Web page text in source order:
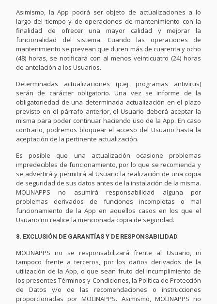
Asimismo, la App podrá ser objeto de actualizaciones a lo
largo del tiempo y de operaciones de mantenimiento con la
finalidad de ofrecer una mayor calidad y mejorar la
funcionalidad del sistema. Cuando las operaciones de
mantenimiento se prevean que duren más de cuarenta y ocho
(48) horas, se notificará con al menos veinticuatro (24) horas
de antelación a los Usuarios.
Determinadas actualizaciones (p.ej. programas antivirus)
serán de carácter obligatorio. Una vez se informe de la
obligatoriedad de una determinada actualización en el plazo
previsto en el párrafo anterior, el Usuario deberá aceptar la
misma para poder continuar haciendo uso de la App. En caso
contrario, podremos bloquear el acceso del Usuario hasta la
aceptación de la pertinente actualización.
Es posible que una actualización ocasione problemas
impredecibles de funcionamiento, por lo que se recomienda y
se advertirá y permitirá al Usuario la realización de una copia
de seguridad de sus datos antes de la instalación de la misma.
MOLINAPPS no asumirá responsabilidad alguna por
problemas derivados de funciones incompletas o mal
funcionamiento de la App en aquellos casos en los que el
Usuario no realice la mencionada copia de seguridad.
8. EXCLUSIÓN DE GARANTÍAS Y DE RESPONSABILIDAD
MOLINAPPS no se responsabilizará frente al Usuario, ni
tampoco frente a terceros, por los daños derivados de la
utilización de la App, o que sean fruto del incumplimiento de
los presentes Términos y Condiciones, la Política de Protección
de Datos y/o de las recomendaciones o instrucciones
proporcionadas por MOLINAPPS. Asimismo, MOLINAPPS no